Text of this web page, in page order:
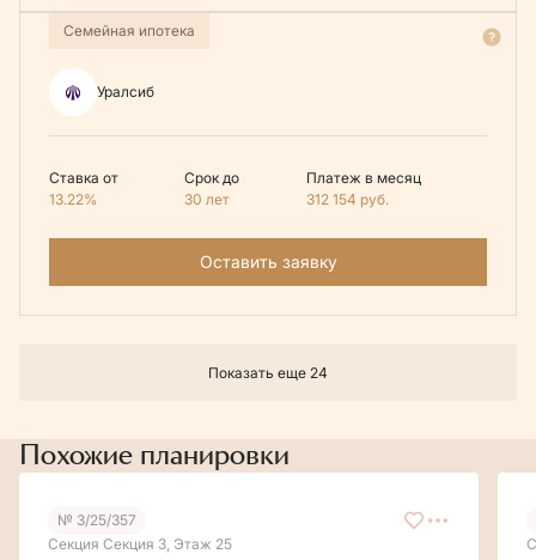
Семейная ипотека
Уралсиб
Ставка от
13.22%
Срок до
30 лет
Платеж в месяц
312 154 руб.
Оставить заявку
Показать еще 24
Похожие планировки
№ 3/25/357
Секция Секция 3, Этаж 25